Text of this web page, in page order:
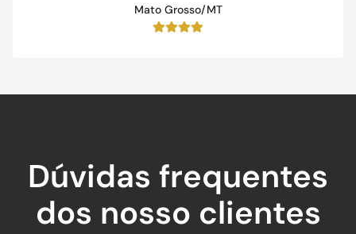
Mato Grosso/MT
Dúvidas frequentes
dos nosso clientes